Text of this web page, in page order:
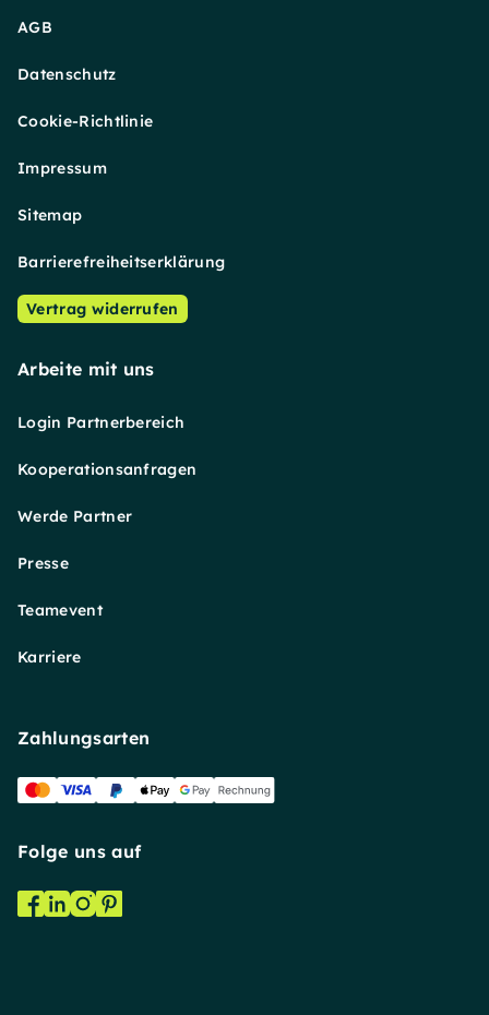
AGB
Datenschutz
Cookie-Richtlinie
Impressum
Sitemap
Barrierefreiheitserklärung
Vertrag widerrufen
Arbeite mit uns
Login Partnerbereich
Kooperationsanfragen
Werde Partner
Presse
Teamevent
Karriere
Zahlungsarten
Folge uns auf